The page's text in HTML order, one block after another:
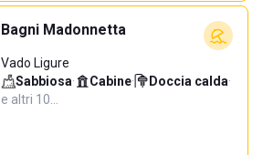
Bagni Madonnetta
Vado Ligure
Sabbiosa· Cabine· Doccia calda·
e altri 10…